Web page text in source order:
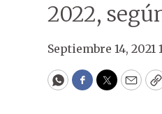
2022,
Septiembre 14, 2021
WhatsApp
Facebook
Twitter